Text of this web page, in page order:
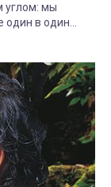
углом: мы
один в один